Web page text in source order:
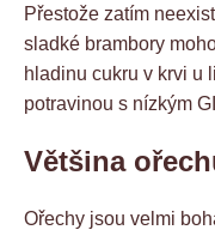
Přestože zatím
sladké brambory
hladinu cukru v krvi u
potravinou s nízkým
Většina
Ořechy jsou velmi